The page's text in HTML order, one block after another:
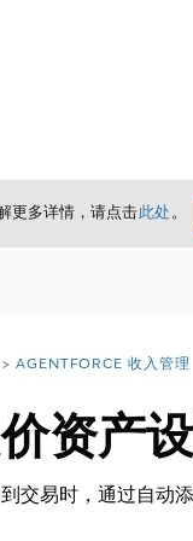
更多详情，请点击此处。
AGENTFORCE 收入管理
资产
交易时，通过自动